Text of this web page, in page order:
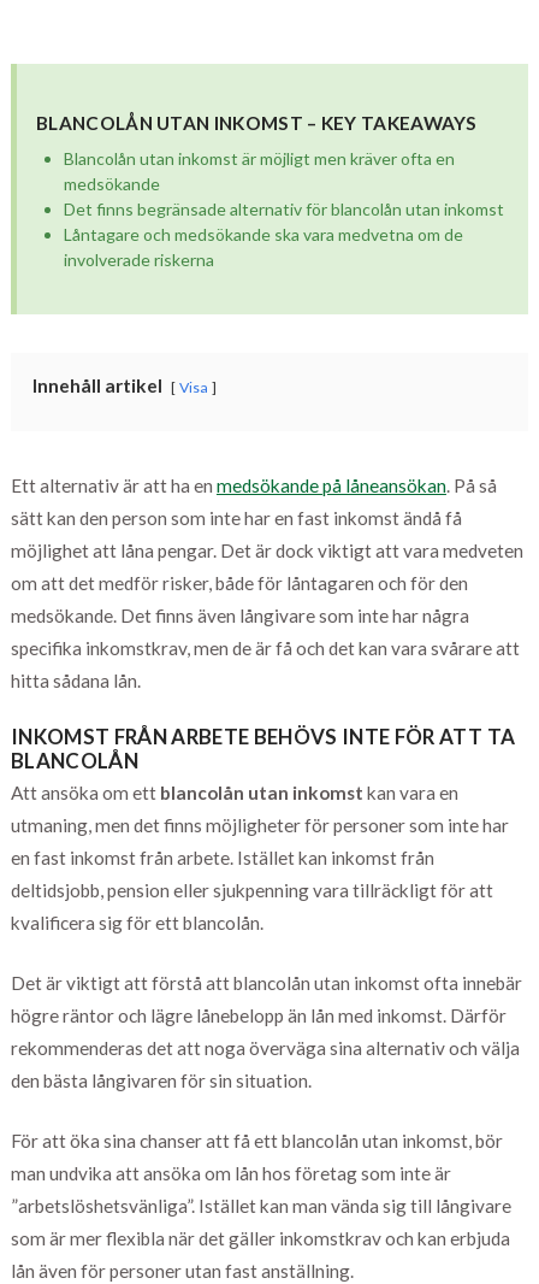
BLANCOLÅN UTAN INKOMST – KEY TAKEAWAYS
Blancolån utan inkomst är möjligt men kräver ofta en
medsökande
Det finns begränsade alternativ för blancolån utan inkomst
Låntagare och medsökande ska vara medvetna om de
involverade riskerna
Innehåll artikel Visa
Ett alternativ är att ha en medsökande på låneansökan. På så
sätt kan den person som inte har en fast inkomst ändå få
möjlighet att låna pengar. Det är dock viktigt att vara medveten
om att det medför risker, både för låntagaren och för den
medsökande. Det finns även långivare som inte har några
specifika inkomstkrav, men de är få och det kan vara svårare att
hitta sådana lån.
INKOMST FRÅN ARBETE BEHÖVS INTE FÖR ATT TA
BLANCOLÅN
Att ansöka om ett blancolån utan inkomst kan vara en
utmaning, men det finns möjligheter för personer som inte har
en fast inkomst från arbete. Istället kan inkomst från
deltidsjobb, pension eller sjukpenning vara tillräckligt för att
kvalificera sig för ett blancolån.
Det är viktigt att förstå att blancolån utan inkomst ofta innebär
högre räntor och lägre lånebelopp än lån med inkomst. Därför
rekommenderas det att noga överväga sina alternativ och välja
den bästa långivaren för sin situation.
För att öka sina chanser att få ett blancolån utan inkomst, bör
man undvika att ansöka om lån hos företag som inte är
”arbetslöshetsvänliga”. Istället kan man vända sig till långivare
som är mer flexibla när det gäller inkomstkrav och kan erbjuda
lån även för personer utan fast anställning.